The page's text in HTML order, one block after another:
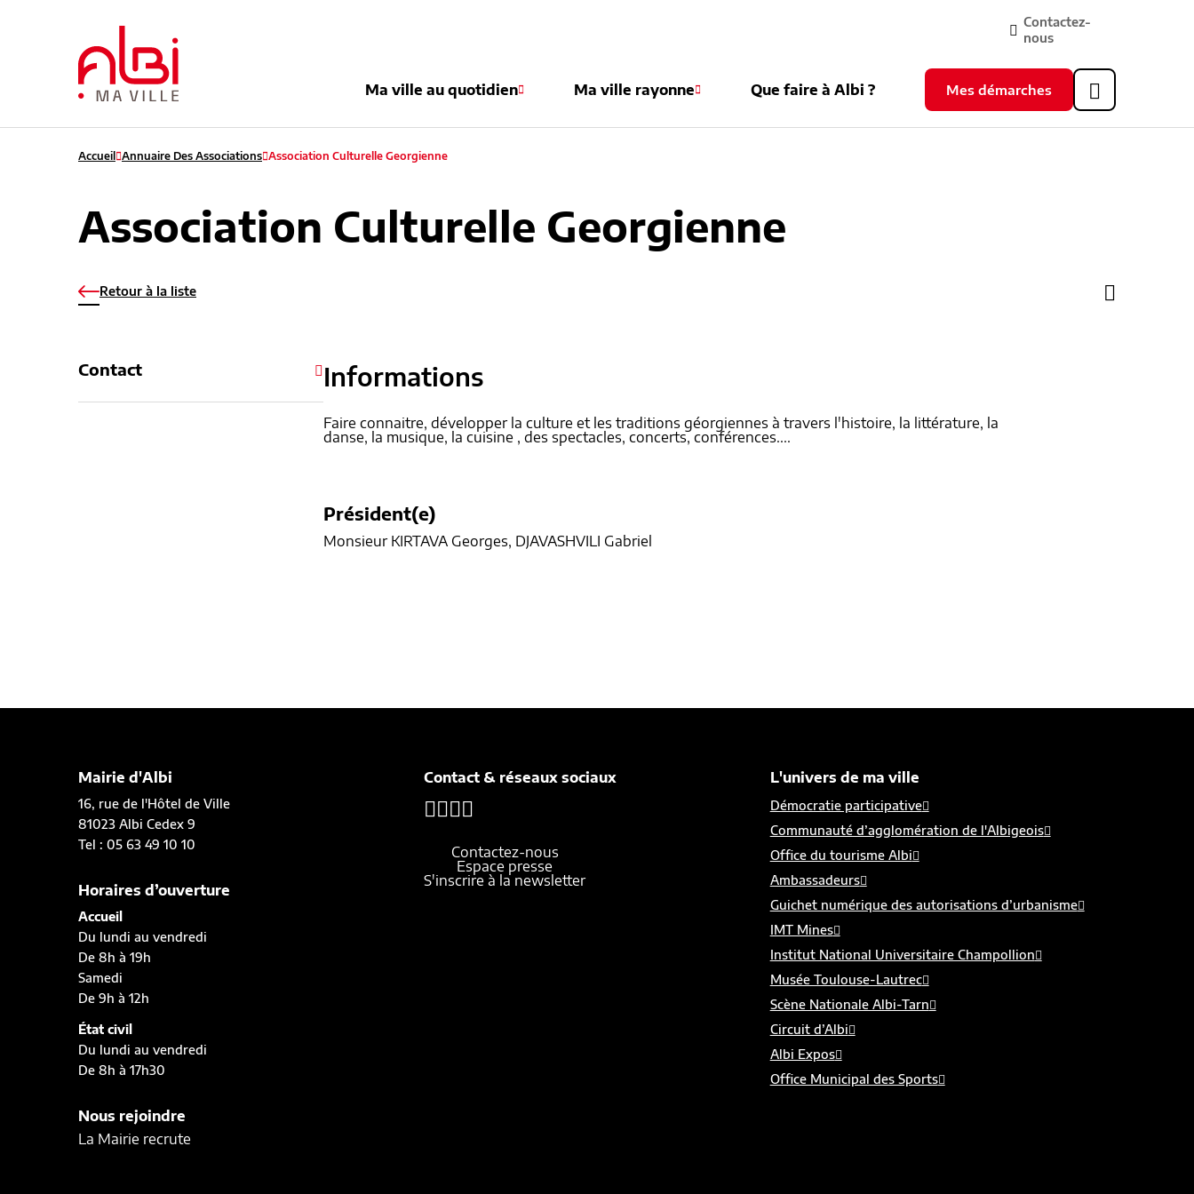
Contenu
Header
Contactez-
nous
Ma ville au quotidien Ma ville rayonne Que faire à Albi ? Mes démarches
Accueil Annuaire Des Associations Association Culturelle Georgienne
Association Culturelle Georgienne
Retour à la liste
Contact Informations
Faire connaitre, développer la culture et les traditions géorgiennes à travers l'histoire, la littérature, la
danse, la musique, la cuisine , des spectacles, concerts, conférences....
Président(e)
Monsieur KIRTAVA Georges, DJAVASHVILI Gabriel
Mairie d'Albi
16, rue de l'Hôtel de Ville
81023 Albi Cedex 9
Tel : 05 63 49 10 10
Horaires d’ouverture
Accueil
Du lundi au vendredi
De 8h à 19h
Samedi
De 9h à 12h
État civil
Du lundi au vendredi
De 8h à 17h30
Nous rejoindre
La Mairie recrute
Contact & réseaux sociaux
Contactez-nous
Espace presse
S'inscrire à la newsletter
L'univers de ma ville
Démocratie participative
Communauté d’agglomération de l'Albigeois
Office du tourisme Albi
Ambassadeurs
Guichet numérique des autorisations d’urbanisme
IMT Mines
Institut National Universitaire Champollion
Musée Toulouse-Lautrec
Scène Nationale Albi-Tarn
Circuit d’Albi
Albi Expos
Office Municipal des Sports